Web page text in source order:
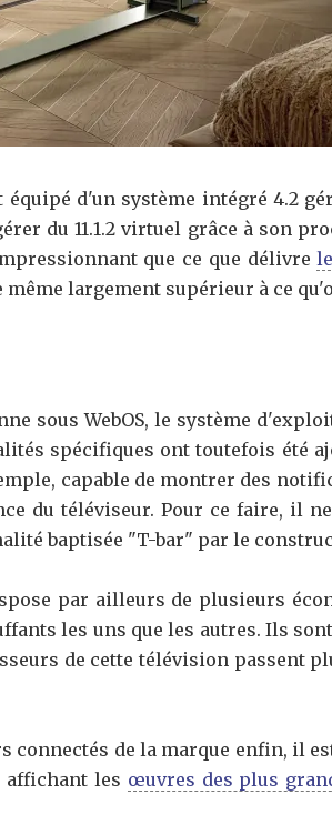
d'un système intégré 4.2
du 11.1.2 virtuel grâce à son
que ce que délivre
même largement supérieur à ce
sous WebOS, le système
spécifiques ont toutefois été
capable de montrer des
du téléviseur. Pour ce faire, il
baptisée "T-bar" par le
par ailleurs de plusieurs
les uns que les autres. Ils
de cette télévision passent
connectés de la marque enfin, il
affichant les œuvres des plus